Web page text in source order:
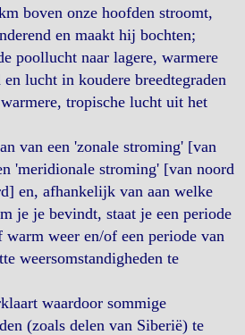
boven onze hoofden stroomt,
en maakt hij bochten;
poollucht naar lagere, warmere
lucht in koudere breedtegraden
tropische lucht uit het
van een 'zonale stroming' [van
'meridionale stroming' [van noord
en, afhankelijk van aan welke
je je bevindt, staat je een periode
weer en/of een periode van
weersomstandigheden te
waardoor sommige
(zoals delen van Siberië) te